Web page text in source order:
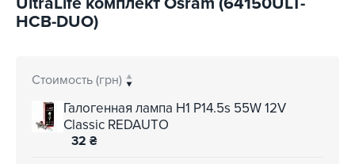
забрать 12 августа
HCB-DUO)
Стоимость (грн)
Галогенная лампа H1 P14.5s 55W 12V
Classic REDAUTO
32 ₴